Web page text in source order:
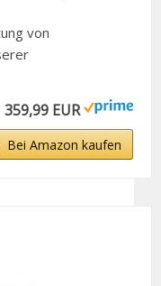
von
359,99 EUR
Bei Amazon kaufen